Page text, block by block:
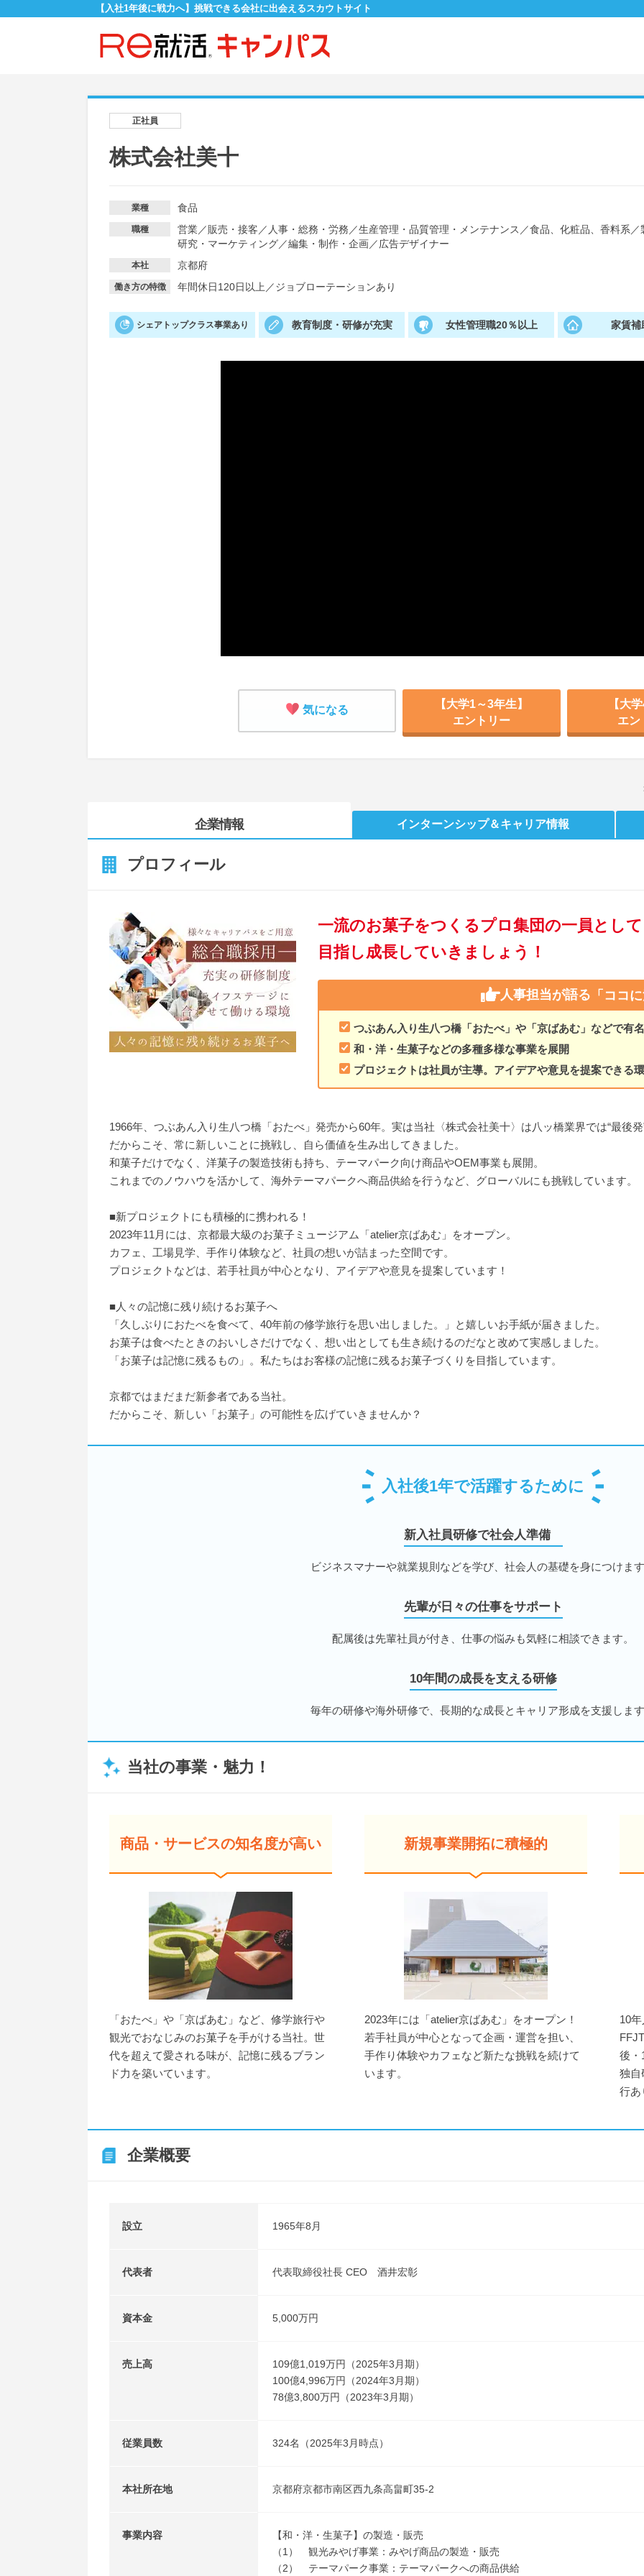
【入社1年後に戦力へ】挑戦できる会社に出会えるスカウトサイト
正社員
株式会社美十
業種 食品
職種 営業／販売・接客 ／ 人事・総務・労務 ／生産管理・品質管理・メンテナンス ／食品、化粧品、香料系 ／
研究・マーケティング／編集・制作・企画／広告デザイナー
本社 京都府
働き方の特徴 年間休日120日以上 ／ジョブローテーションあり
シェアトップクラス事業あり 教育制度・研修が充実 女性管理職20％以上 家賃補
気になる
【大学1～3年生】
エントリー
【大
エン
企業情報 インターンシップ＆キャリア情報
プロフィール
一流のお菓子をつくるプロ集団の一員とし
目指し成長していきましょう！
人事担当が語る 「ココ
つぶあん入り生八つ橋「おたべ」や「京ばあむ」などで有
和・洋・生菓子などの多種多様な事業を展開
プロジェクトは社員が主導。アイデアや意見を提案できる
1966年、つぶあん入り生八つ橋「おたべ」発売から60年。実は当社〈株式会社美十〉は八ッ橋業界では“最後
だからこそ、常に新しいことに挑戦し、自ら価値を生み出してきました。
和菓子だけでなく、洋菓子の製造技術も持ち、テーマパーク向け商品やOEM事業も展開。
これまでのノウハウを活かして、海外テーマパークへ商品供給を行うなど、グローバルにも挑戦しています。
■新プロジェクトにも積極的に携われる！
2023年11月には、京都最大級のお菓子ミュージアム「atelier京ばあむ」をオープン。
カフェ、工場見学、手作り体験など、社員の想いが詰まった空間です。
プロジェクトなどは、若手社員が中心となり、アイデアや意見を提案しています！
■人々の記憶に残り続けるお菓子へ
「久しぶりにおたべを食べて、40年前の修学旅行を思い出しました。」と嬉しいお手紙が届きました。
お菓子は食べたときのおいしさだけでなく、想い出としても生き続けるのだなと改めて実感しました。
「お菓子は記憶に残るもの」。私たちはお客様の記憶に残るお菓子づくりを目指しています。
京都ではまだまだ新参者である当社。
だからこそ、新しい「お菓子」の可能性を広げていきませんか？
入社後1年で活躍するために
新入社員研修で社会人準備
ビジネスマナーや就業規則などを学び、社会人の基礎を身につけま
先輩が日々の仕事をサポート
配属後は先輩社員が付き、仕事の悩みも気軽に相談できます。
10年間の成長を支える研修
毎年の研修や海外研修で、長期的な成長とキャリア形成を支援しま
当社の事業・魅力！
商品・サービスの知名度が高い
「おたべ」や「京ばあむ」など、修学旅行や
観光でおなじみのお菓子を手がける当社。世
代を超えて愛される味が、記憶に残るブラン
ド力を築いています。
新規事業開拓に積極的
2023年には「atelier京ばあむ」をオープン！
若手社員が中心となって企画・運営を担い、
手作り体験やカフェなど新たな挑戦を続けて
います。
10
後・
独自
行あ
企業概要
設立 1965年8月
代表者 代表取締役社長 CEO 酒井宏彰
資本金 5,000万円
売上高
109億1,019万円（2025年3月期）
100億4,996万円（2024年3月期）
78億3,800万円（2023年3月期）
従業員数 324名（2025年3月時点）
本社所在地 京都府京都市南区西九条高畠町35-2
事業内容
【和・洋・生菓子】の製造・販売
（1） 観光みやげ事業：みやげ商品の製造・販売
（2） テーマパーク事業：テーマパークへの商品供給